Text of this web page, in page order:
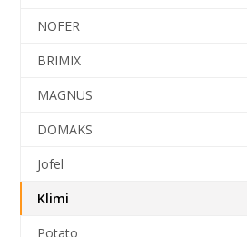
NOFER
BRIMIX
MAGNUS
DOMAKS
Jofel
Klimi
Potato